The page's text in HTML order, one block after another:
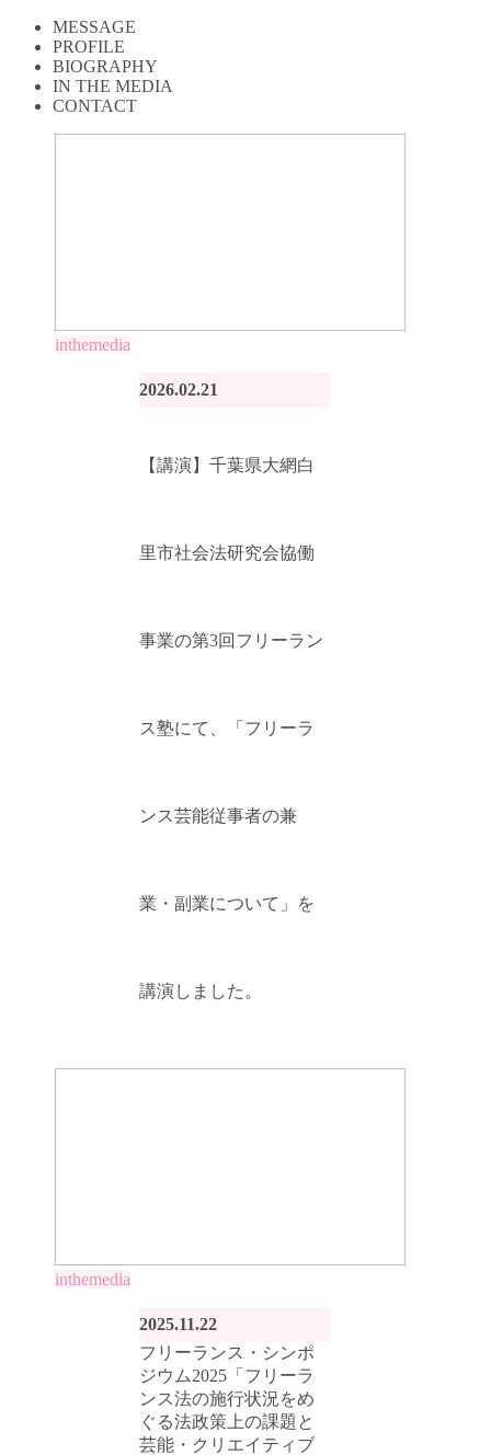
MESSAGE
PROFILE
BIOGRAPHY
IN THE MEDIA
CONTACT
inthemedia
【講演】千葉県大網白
里市社会法研究会協働
事業の第3回フリーラン
ス塾にて、「フリーラ
ンス芸能従事者の兼
業・副業について」を
講演しました。
2026.02.21
inthemedia
フリーランス・シンポ
ジウム2025「フリーラ
ンス法の施行状況をめ
ぐる法政策上の課題と
芸能・クリエイティブ
2025.11.22